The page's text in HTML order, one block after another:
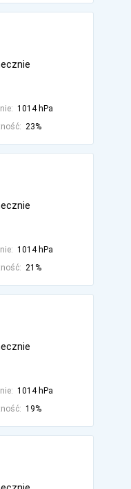
1014 hPa
23%
1014 hPa
21%
1014 hPa
19%